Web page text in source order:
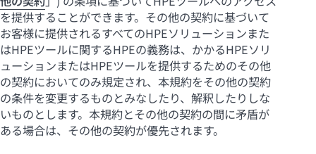
を提供することができます。その他の契約に基づいて
お客様に提供されるすべてのHPEソリューションまた
はHPEツールに関するHPEの義務は、かかるHPEソリ
ューションまたはHPEツールを提供するためのその他
の契約においてのみ規定され、本規約をその他の契約
の条件を変更するものとみなしたり、解釈したりしな
いものとします。本規約とその他の契約の間に矛盾が
ある場合は、その他の契約が優先されます。